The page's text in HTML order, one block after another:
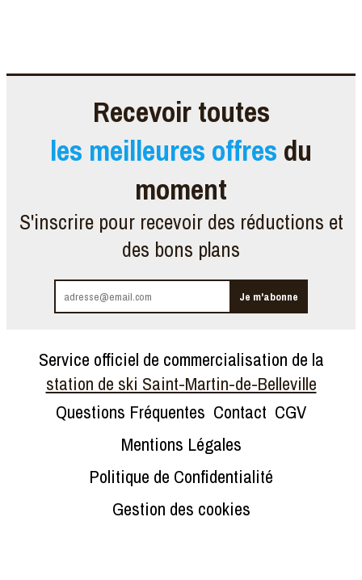
Recevoir toutes
les meilleures offres du
moment
S'inscrire pour recevoir des réductions et
des bons plans
Service officiel de commercialisation de la
station de ski Saint-Martin-de-Belleville
Questions Fréquentes Contact CGV
Mentions Légales
Politique de Confidentialité
Gestion des cookies